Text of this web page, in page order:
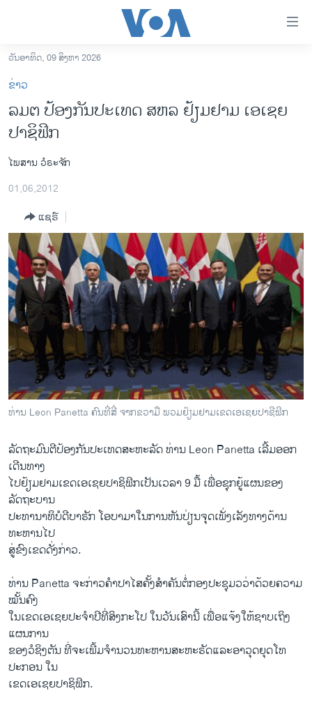
ເຂົ້າ
ຫາ
ຂ້າມ
ຂ້າມ
ຫາ
ຊອກ
ຄົ້ນ
ອາເມຣິກາ
ໂລກ
ເອເຊຍ
ອິດສະຫຼະພາບດ້ານການຂ່າວ
ຊີວິດຊາວລາວ
ຊຸມຊົນຊາວລາວ
ວິທະຍາສາດ-ເທັກໂນໂລຈີ
ທຸລະກິດ
ພາສາອັງກິດ
ວີດີໂອ
ລາຍການກະຈາຍສຽງ
ລາຍງານ
ຕິດຕາມພວກເຮົາ ທີ່
ພາສາຕ່າງໆ
ວັນອາທິດ, 09 ສິງຫາ 2026
ຂ່າວ
ລມຕ ປ້ອງກັນປະເທດ ສຫລ ຢ້ຽມຢາມ ເອເຊຍ
ປາຊິຟິກ
ໄພສານ ວໍຣະຈັກ
01,06,2012
ແຊຣ໌
ທ່ານ Leon Panetta ຄົນທີ່ສີ່ ຈາກຂວາມື ພວມຢ້ຽມຢາມເຂດເອເຊຍປາຊີຟິກ
ລັດຖະມົນ​ຕີ​ປ້ອງ​ກັນ​ປະ​ເທດສະຫະລັດ ທ່ານ Leon Panetta ​ເລີ້​ມອອກ​
ເດີນທາງ​
ໄປ​ຢ້ຽມຢາມ​ເຂດ​ເອ​ເຊຍ​ປາຊິ​ຟິກ​ເປັນ​ເວລາ 9 ມື້ ​ເພື່ອ​ຊຸກ​ຍູ້​ແຜນ​ຂອງ​
ລັດຖະບານ
ປະທານາທິບໍດີບາ​ຣັກ ​ໂອ​ບາ​ມາ​ໃນ​ການ​ຫັນປ່ຽນ​ຈຸດ​ເພັ່ງ​ເລັງ​ທາງ​ດ້ານ​
ທະຫານໄປ
​ສູ່​ຂົງ​ເຂດດັ່ງກ່າວ.
ທ່ານ Panetta ຈະ​ກ່າວ​ຄໍາ​ປາໄສ​ຄັ້ງ​ສໍາຄັນ​ຕໍ່ກອງ​ປະ​ຊຸ​ມວວ່າດ້ວຍ​ຄວາມ​
ໝັ້ນຄົງ​
ໃນ​ເຂດ​ເອ​ເຊຍປະ​ຈໍາ​ປີທີ່​ສິງກະ​ໂປ ​ໃນ​ວັນ​ເສົາ​ນີ້ ​ເພື່ອແຈ້ງ​ໃຫ້​ຊາບເຖິງ
ແຜ​ນການ
ຂອງ​ວໍ​ຊິງ​ຕັນ ທີ່​ຈະ​ເພີ້​ມຈໍານວນ​ທະຫານ​ສະຫະຣັດແລະ​ອາວຸດຍຸດ​ໂທ
ປະກອນ ​ໃນ
​ເຂດເອ​ເຊຍປາຊິ​ຟິກ.